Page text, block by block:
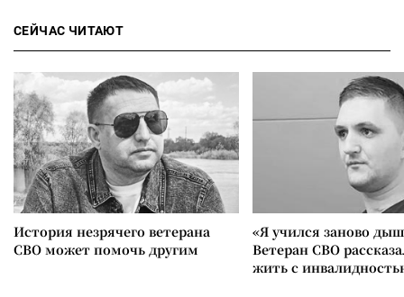
СЕЙЧАС ЧИТАЮТ
История незрячего ветерана
СВО может помочь другим
«Я учился заново
Ветеран СВО
жить с